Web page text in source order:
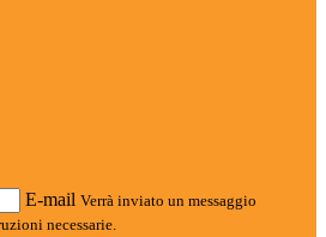
E-mail Verrà inviato un messaggio
necessarie.